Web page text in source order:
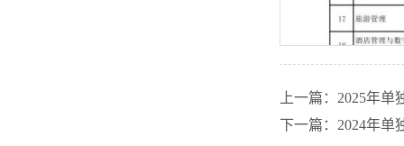
上一篇：2025年
下一篇：2024年单